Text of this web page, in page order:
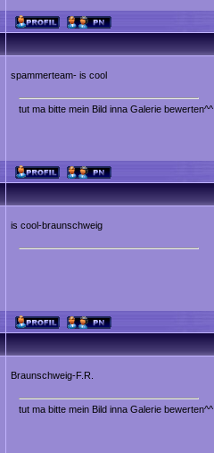
spammerteam- is cool
tut ma bitte mein Bild inna Galerie bewerten^^
is cool-braunschweig
Braunschweig-F.R.
tut ma bitte mein Bild inna Galerie bewerten^^